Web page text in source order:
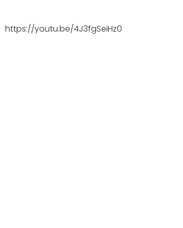
https://youtu.be/4J3fgSeiHz0